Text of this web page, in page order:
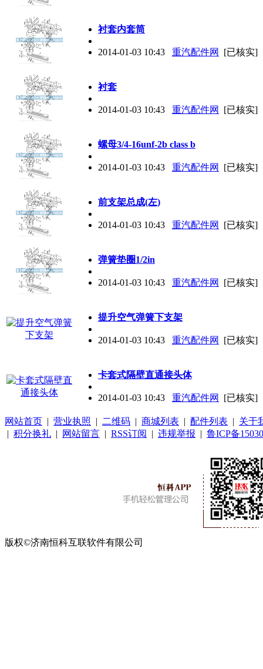
衬套内套筒
2014-01-03 10:43 重汽配件网 [已核实]
衬套
2014-01-03 10:43 重汽配件网 [已核实]
螺母3/4-16unf-2b class b
2014-01-03 10:43 重汽配件网 [已核实]
前支架总成(左)
2014-01-03 10:43 重汽配件网 [已核实]
弹簧垫圈1/2in
2014-01-03 10:43 重汽配件网 [已核实]
提升空气弹簧下支架
2014-01-03 10:43 重汽配件网 [已核实]
卡套式隔壁直通接头体
2014-01-03 10:43 重汽配件网 [已核实]
网站首页 | 营业执照 | 二维码 | 商城列表 | 配件列表 | 关于
| 积分换礼 | 网站留言 | RSS订阅 | 违规举报 | 鲁ICP备
版权©济南恒科互联软件有限公司